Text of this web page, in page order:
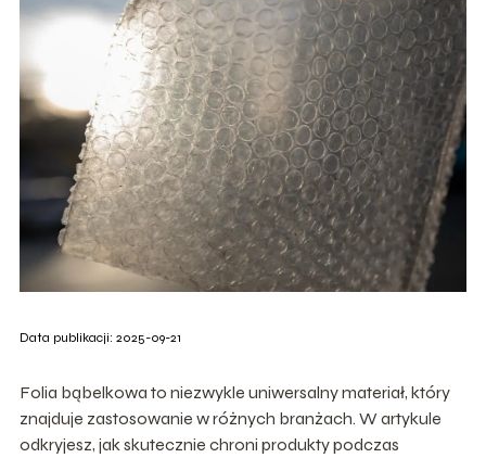
Data publikacji: 2025-09-21
Folia bąbelkowa to niezwykle uniwersalny materiał, który
znajduje zastosowanie w różnych branżach. W artykule
odkryjesz, jak skutecznie chroni produkty podczas